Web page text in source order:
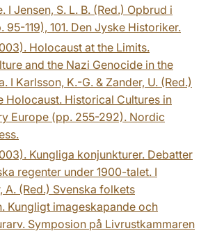
I Jensen, S. L. B. (Red.) Opbrud i
95-119), 101. Den Jyske Historiker.
Holocaust at the Limits.
and the Nazi Genocide in the
I Karlsson, K.-G. & Zander, U. (Red.)
Holocaust. Historical Cultures in
Europe (pp. 255-292). Nordic
Kungliga konjunkturer. Debatter
regenter under 1900-talet. I
A. (Red.) Svenska folkets
Kungligt imageskapande och
Symposion på Livrustkammaren